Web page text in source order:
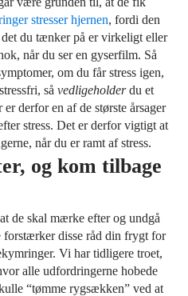
stresser hjernen, fordi den
du tænker på er virkeligt eller
når du ser en gyserfilm. Så
om du får stress igen,
så vedligeholderdu et
derfor en af de største årsager
stress. Det er derfor vigtigt at
når du er ramt af stress.
og kom tilbage
de skal mærke efter og undgå
forstærker disse råd din frygt for
Vi har tidligere troet,
alle udfordringerne hobede
“tømme rygsækken” ved at